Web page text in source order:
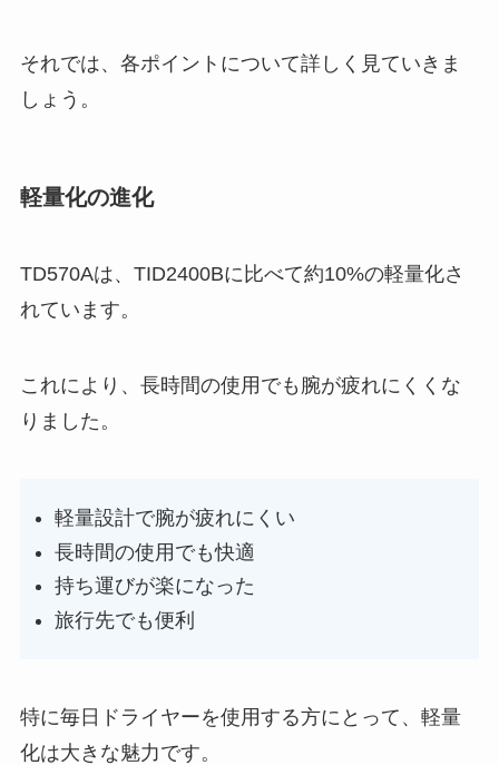
それでは、各ポイントについて詳しく見ていきま
しょう。
軽量化の進化
TD570Aは、TID2400Bに比べて約10%の軽量化さ
れています。
これにより、長時間の使用でも腕が疲れにくくな
りました。
軽量設計で腕が疲れにくい
長時間の使用でも快適
持ち運びが楽になった
旅行先でも便利
特に毎日ドライヤーを使用する方にとって、軽量
化は大きな魅力です。